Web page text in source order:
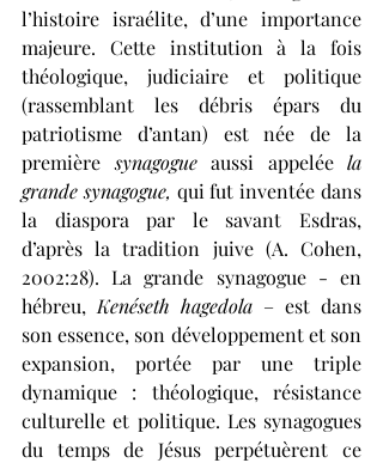
l’histoire israélite, d’une importance
majeure. Cette institution à la fois
théologique, judiciaire et politique
(rassemblant les débris épars du
patriotisme d’antan) est née de la
première synagogue aussi appelée la
grande synagogue, qui fut inventée dans
la diaspora par le savant Esdras,
d’après la tradition juive (A. Cohen,
2002:28). La grande synagogue - en
hébreu, Kenéseth hagedola – est dans
son essence, son développement et son
expansion, portée par une triple
dynamique : théologique, résistance
culturelle et politique. Les synagogues
du temps de Jésus perpétuèrent ce